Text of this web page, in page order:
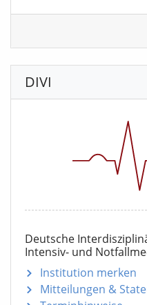
DIVI
Deutsche
Intensiv- und
Institution merken
Mitteilungen &